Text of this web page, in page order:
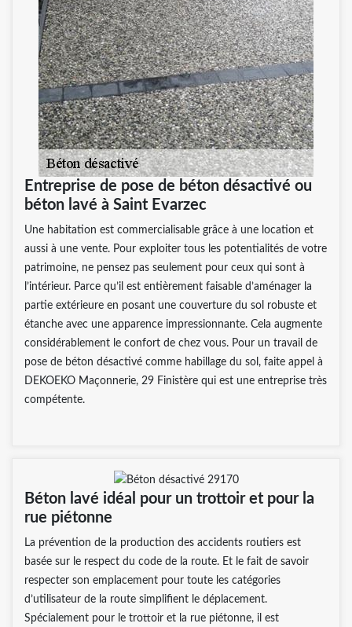
Entreprise de pose de béton désactivé ou
béton lavé à Saint Evarzec
Une habitation est commercialisable grâce à une location et
aussi à une vente. Pour exploiter tous les potentialités de votre
patrimoine, ne pensez pas seulement pour ceux qui sont à
l’intérieur. Parce qu’il est entièrement faisable d’aménager la
partie extérieure en posant une couverture du sol robuste et
étanche avec une apparence impressionnante. Cela augmente
considérablement le confort de chez vous. Pour un travail de
pose de béton désactivé comme habillage du sol, faite appel à
DEKOEKO Maçonnerie, 29 Finistère qui est une entreprise très
compétente.
Béton lavé idéal pour un trottoir et pour la
rue piétonne
La prévention de la production des accidents routiers est
basée sur le respect du code de la route. Et le fait de savoir
respecter son emplacement pour toute les catégories
d’utilisateur de la route simplifient le déplacement.
Spécialement pour le trottoir et la rue piétonne, il est